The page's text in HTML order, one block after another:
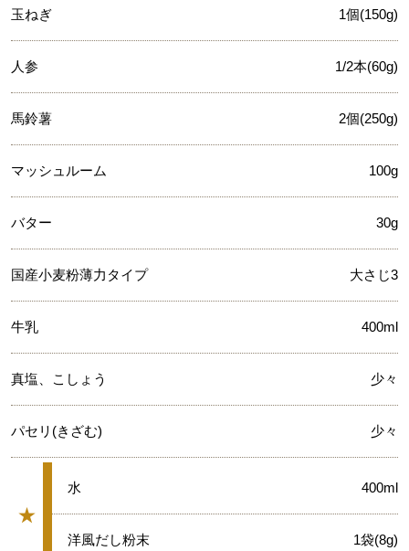
玉ねぎ 1個(150g)
人参 1/2本(60g)
馬鈴薯 2個(250g)
マッシュルーム 100g
バター 30g
国産小麦粉薄力タイプ 大さじ3
牛乳 400ml
真塩、こしょう 少々
パセリ(きざむ) 少々
★
グループ
★
水 400ml
★
洋風だし粉末 1袋(8g)